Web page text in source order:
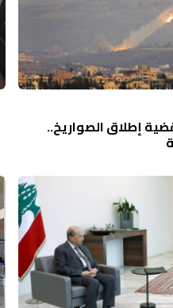
إطلاق الصواريخ..